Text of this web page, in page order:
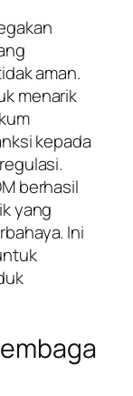
aman.
menarik
kepada
berhasil
yang
Ini